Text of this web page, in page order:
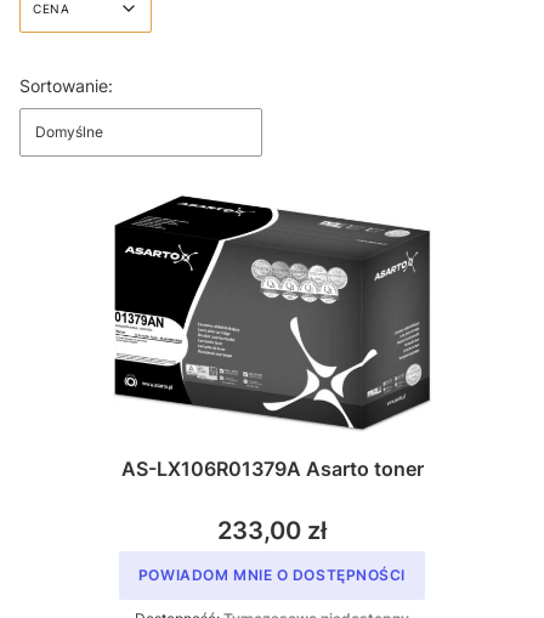
CENA
Lista produktów
Sortowanie:
Domyślne
AS-LX106R01379A Asarto toner
233,00 zł
POWIADOM MNIE O DOSTĘPNOŚCI